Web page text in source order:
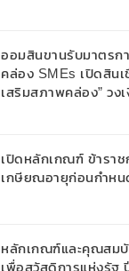
ออมสินขานรับมาตรก
คล่อง SMEs เปิดสิน
เสริมสภาพคล่อง” วง
ลบ.สนับสนุนเงินทุนห
เปิดหลักเกณฑ์ ข้าราช
เกษียณอายุก่อนกำหน
หลักเกณฑ์และคุณสมบั